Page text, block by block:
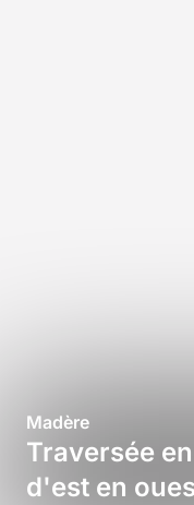
Madère
Traversée
d'est en